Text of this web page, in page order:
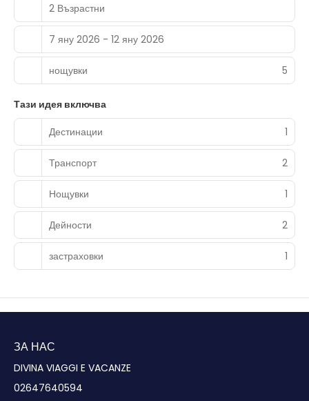
2 Възрастни
7 яну 2026 - 12 яну 2026
нощувки 5
Тази идея включва
Дестинации
1
Транспорт 2
Нощувки 1
Дейности 2
застраховки 1
ЗА НАС
DIVINA VIAGGI E VACANZE
02647640594